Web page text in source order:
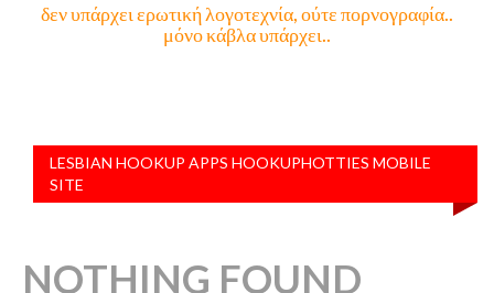
δεν υπάρχει ερωτική λογοτεχνία, ούτε πορνογραφία..
μόνο κάβλα υπάρχει..
LESBIAN HOOKUP APPS HOOKUPHOTTIES MOBILE
SITE
NOTHING FOUND